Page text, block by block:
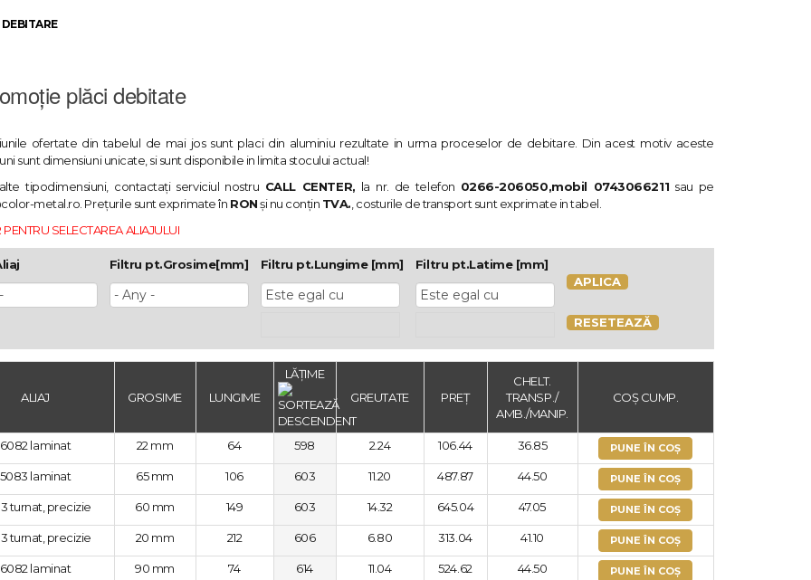
plăci debitate
ofertate din tabelul de mai jos sunt placi din aluminiu rezultate in urma proceselor de debitare. Din acest motiv aceste
sunt dimensiuni unicate, si sunt disponibile in limita stocului actual!
tipodimensiuni, contactați serviciul nostru CALL CENTER, la nr. de telefon 0266-206050,mobil 0743066211 sau pe
metal.ro . Prețurile sunt exprimate în RONși nu conțin TVA. , costurile de transport sunt exprimate in tabel.
SELECTAREA ALIAJULUI
Filtru pt.Grosime[mm] Filtru pt.Lungime [mm]
Filtru pt.Latime [mm]
APLICA
RESETEAZĂ
ALIAJ GROSIME LUNGIME
LĂȚIME
GREUTATE
PREȚ
CHELT.
TRANSP./
AMB./MANIP.
COȘ CUMP.
6082 laminat 22 mm 64 598 2.24 106.44 36.85 PUNE ÎN COȘ
5083 laminat 65 mm 106 603 11.20 487.87 44.50 PUNE ÎN COȘ
turnat, precizie 60 mm 149 603 14.32 645.04 47.05 PUNE ÎN COȘ
turnat, precizie 20 mm 212 606 6.80 313.04 41.10 PUNE ÎN COȘ
6082 laminat 90 mm 74 614 11.04 524.62 44.50 PUNE ÎN COȘ